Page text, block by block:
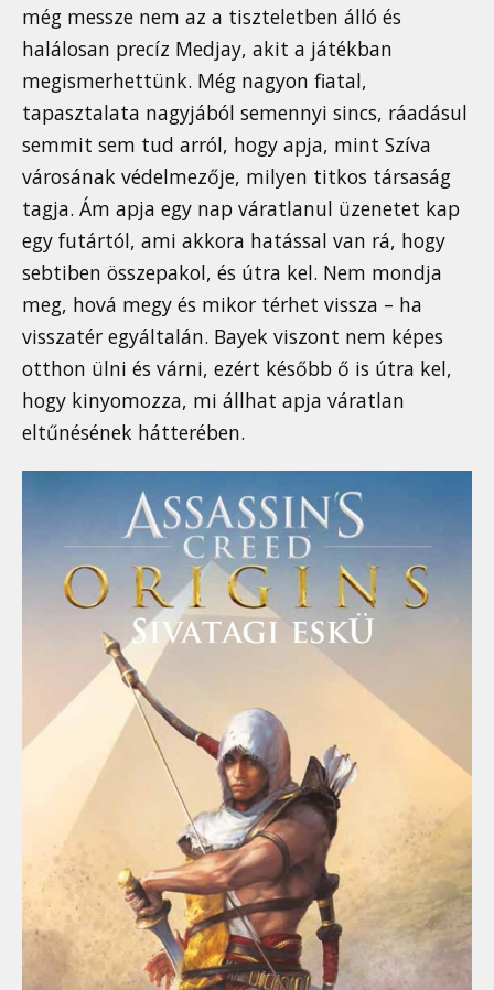
még messze nem az a tiszteletben álló és
halálosan precíz Medjay, akit a játékban
megismerhettünk. Még nagyon fiatal,
tapasztalata nagyjából semennyi sincs, ráadásul
semmit sem tud arról, hogy apja, mint Szíva
városának védelmezője, milyen titkos társaság
tagja. Ám apja egy nap váratlanul üzenetet kap
egy futártól, ami akkora hatással van rá, hogy
sebtiben összepakol, és útra kel. Nem mondja
meg, hová megy és mikor térhet vissza – ha
visszatér egyáltalán. Bayek viszont nem képes
otthon ülni és várni, ezért később ő is útra kel,
hogy kinyomozza, mi állhat apja váratlan
eltűnésének hátterében.